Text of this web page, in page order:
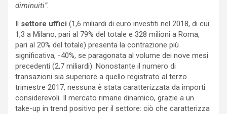
diminuiti”.
Il settore uffici (1,6 miliardi di euro investiti nel 2018, di cui
1,3 a Milano, pari al 79% del totale e 328 milioni a Roma,
pari al 20% del totale) presenta la contrazione più
significativa, -40%, se paragonata al volume dei nove mesi
precedenti (2,7 miliardi). Nonostante il numero di
transazioni sia superiore a quello registrato al terzo
trimestre 2017, nessuna è stata caratterizzata da importi
considerevoli. Il mercato rimane dinamico, grazie a un
take-up in trend positivo per il settore: ciò che caratterizza